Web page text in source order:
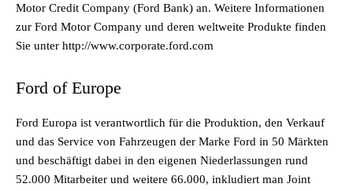
Motor Credit Company (Ford Bank) an. Weitere Informationen
zur Ford Motor Company und deren weltweite Produkte finden
Sie unter http://www.corporate.ford.com
Ford of Europe
Ford Europa ist verantwortlich für die Produktion, den Verkauf
und das Service von Fahrzeugen der Marke Ford in 50 Märkten
und beschäftigt dabei in den eigenen Niederlassungen rund
52.000 Mitarbeiter und weitere 66.000, inkludiert man Joint